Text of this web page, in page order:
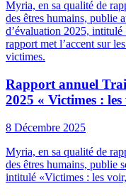
Myria, en sa qualité de
des êtres humains, publie
d’évaluation 2025,
rapport met l’accent sur
victimes.
Rapport annuel
2025 « Victimes :
8 Décembre 2025
Myria, en sa qualité de
des êtres humains, publie
intitulé «Victimes : les